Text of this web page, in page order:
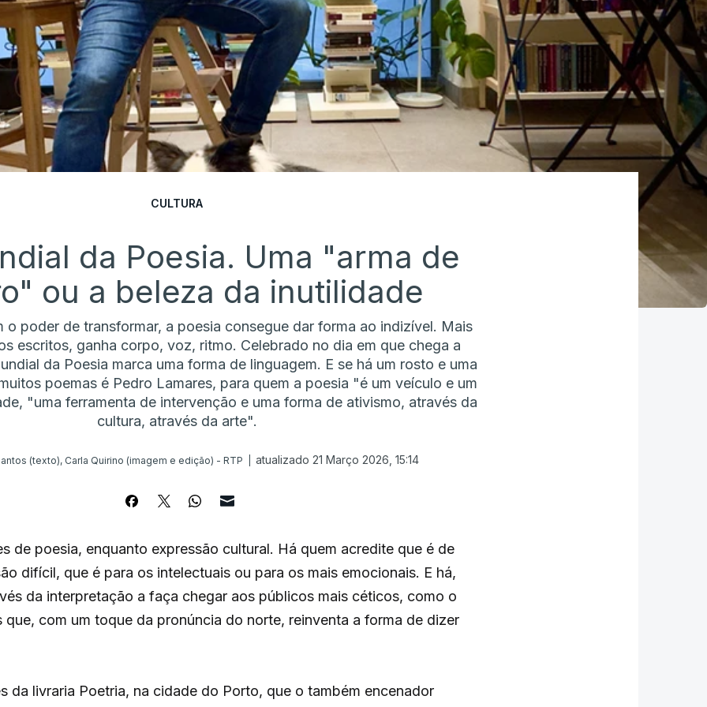
CULTURA
da Poesia. Uma "arma de
ou a beleza da inutilidade
o poder de transformar, a poesia consegue dar forma ao indizível. Mais
escritos, ganha corpo, voz, ritmo. Celebrado no dia em que chega a
da Poesia marca uma forma de linguagem. E se há um rosto e uma
poemas é Pedro Lamares, para quem a poesia "é um veículo e um
"uma ferramenta de intervenção e uma forma de ativismo, através da
cultura, através da arte".
(texto), Carla Quirino (imagem e edição) - RTP atualizado 21 Março 2026, 15:14
de poesia, enquanto expressão cultural. Há quem acredite que é de
difícil, que é para os intelectuais ou para os mais emocionais. E há,
da interpretação a faça chegar aos públicos mais céticos, como o
que, com um toque da pronúncia do norte, reinventa a forma de dizer
da livraria Poetria, na cidade do Porto, que o também encenador